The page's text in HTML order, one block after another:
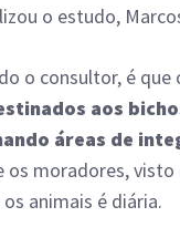
o estudo,
o consultor, é que
aos
áreas de
os moradores,
animais é diária.